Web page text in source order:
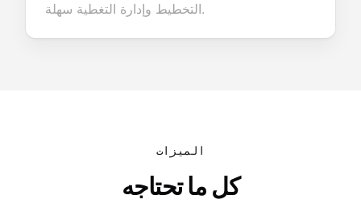
التخطيط وإدارة التغطية سهلة.
الميزات
كل ما تحتاجه